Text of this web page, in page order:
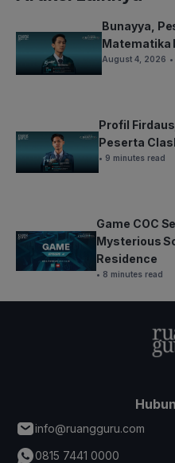
Bunayya,
Matematika
August 4, 2026
Profil
Peserta
• 9 minutes read
Game COC
Mysterious
Residence
• 8 minutes read
info@ruangguru.com
0815 7441 0000